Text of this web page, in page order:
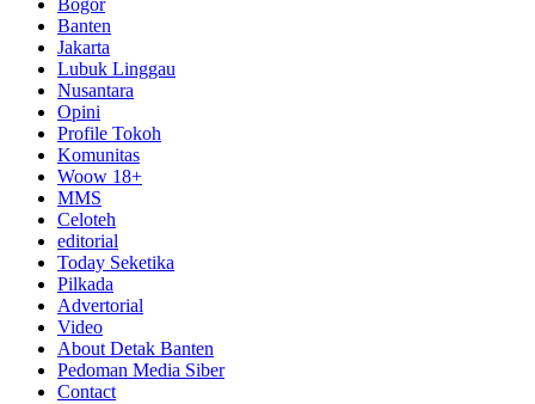
Bogor
Banten
Jakarta
Lubuk Linggau
Nusantara
Opini
Profile Tokoh
Komunitas
Woow 18+
MMS
Celoteh
editorial
Today Seketika
Pilkada
Advertorial
Video
About Detak Banten
Pedoman Media Siber
Contact